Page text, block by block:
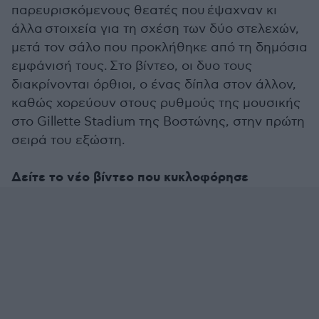
παρευρισκόμενους θεατές που έψαχναν κι
άλλα στοιχεία για τη σχέση των δύο στελεχών,
μετά τον σάλο που προκλήθηκε από τη δημόσια
εμφάνισή τους. Στο βίντεο, οι δυο τους
διακρίνονται όρθιοι, ο ένας δίπλα στον άλλον,
καθώς χορεύουν στους ρυθμούς της μουσικής
στο Gillette Stadium της Βοστώνης, στην πρώτη
σειρά του εξώστη.
Δείτε το νέο βίντεο που κυκλοφόρησε